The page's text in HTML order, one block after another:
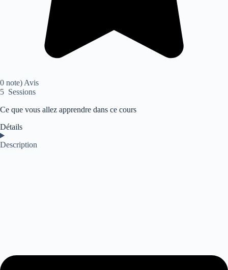
0 note) Avis
5 Sessions
Ce que vous allez apprendre dans ce cours
Détails
Description